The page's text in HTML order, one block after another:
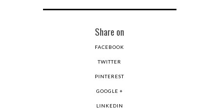
Share on
FACEBOOK
TWITTER
PINTEREST
GOOGLE +
LINKEDIN